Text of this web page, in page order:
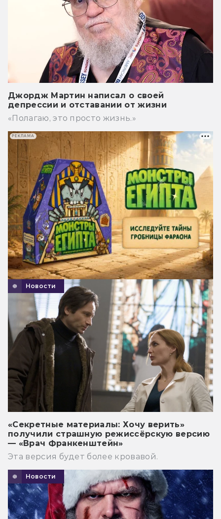
Джордж Мартин написал о своей
депрессии и отставании от жизни
«Полагаю, это просто жизнь.»
Новости
«Секретные материалы: Хочу верить»
получили страшную режиссёрскую версию
— «Врач Франкенштейн»
Эта версия будет более кровавой.
Новости
РЕКЛАМА